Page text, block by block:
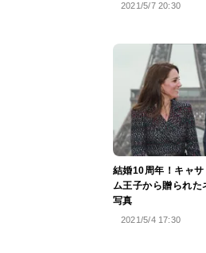
2021/5/7 20:30
結婚10周年！キャ
ム王子から贈られた
写真
2021/5/4 17:30